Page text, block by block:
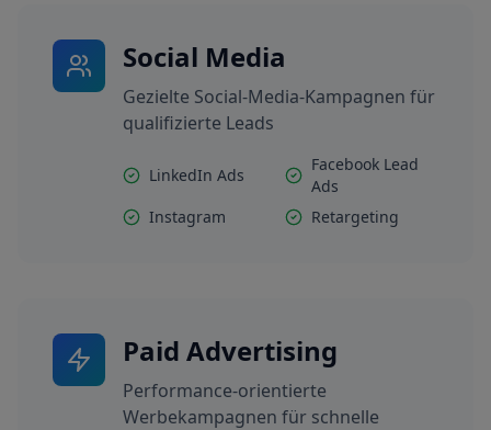
Social Media
Gezielte Social-Media-Kampagnen für
qualifizierte Leads
LinkedIn Ads
Facebook Lead
Ads
Instagram
Retargeting
Paid Advertising
Performance-orientierte
Werbekampagnen für schnelle